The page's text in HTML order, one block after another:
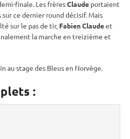
finale. Les frèresClaude portaient
ce dernier round décisif. Mais
sur le pas de tir, Fabien Claudeet
la marche en treizième et
au stage des Bleus en Norvège.
: